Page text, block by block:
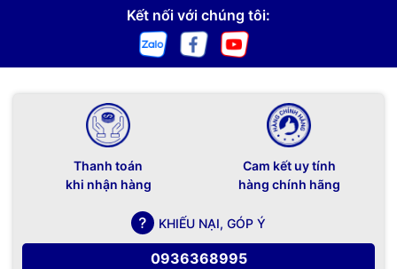
Kết nối với chúng tôi:
Thanh toán
khi nhận hàng
Cam kết uy tính
hàng chính hãng
KHIẾU NẠI, GÓP Ý
0936368995